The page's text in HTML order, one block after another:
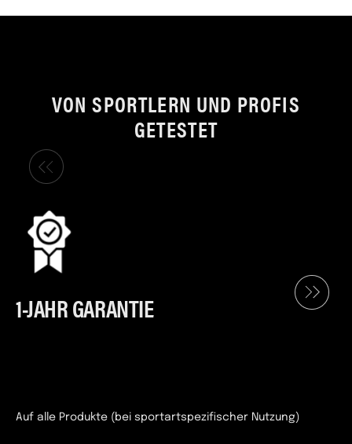
VON SPORTLERN UND PROFIS
GETESTET
1-JAHR GARANTIE
Auf alle Produkte (bei sportartspezifischer Nutzung)